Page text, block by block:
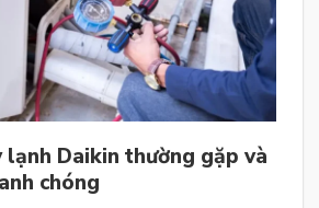
lạnh Daikin thường gặp và
chóng